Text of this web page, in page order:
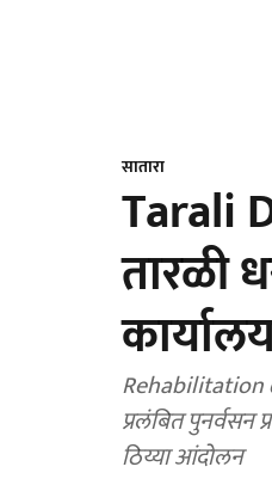
सातारा
Tarali
तारळी
Rehabilitation
प्रलंबित पुनर्वसन
ठिय्या आंदोलन